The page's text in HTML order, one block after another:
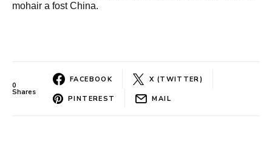
mohair a fost China.
0
Shares
FACEBOOK X (TWITTER)
PINTEREST MAIL